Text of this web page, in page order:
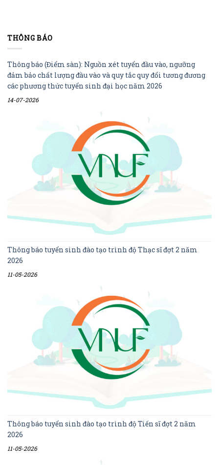
THÔNG BÁO
Thông báo (Điểm sàn): Nguồn xét tuyển đầu vào, ngưỡng
đảm bảo chất lượng đầu vào và quy tắc quy đổi tương đương
các phương thức tuyển sinh đại học năm 2026
14-07-2026
Thông báo tuyển sinh đào tạo trình độ Thạc sĩ đợt 2 năm
2026
11-05-2026
Thông báo tuyển sinh đào tạo trình độ Tiến sĩ đợt 2 năm
2026
11-05-2026